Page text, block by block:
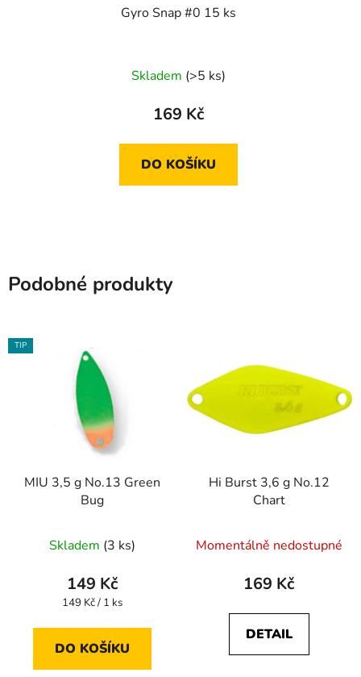
Gyro Snap #0 15 ks
Skladem (>5 ks)
169 Kč
DO KOŠÍKU
Podobné produkty
TIP
MIU 3,5 g No.13 Green
Bug
Skladem (3 ks)
149 Kč
Měrná
149 Kč / 1 ks
DO KOŠÍKU
Hi Burst 3,6 g No.12
Chart
hodnocení
produktu
3,5
z
Momentálně nedostupné
169 Kč
DETAIL